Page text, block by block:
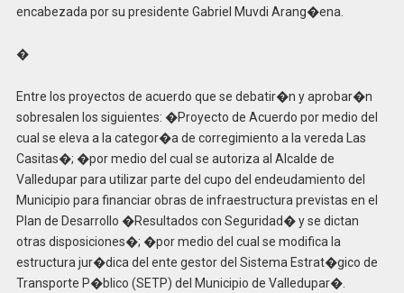
encabezada por su presidente Gabriel Muvdi Arang�ena.
�
Entre los proyectos de acuerdo que se debatir�n y aprobar�n
sobresalen los siguientes: �Proyecto de Acuerdo por medio del
cual se eleva a la categor�a de corregimiento a la vereda Las
Casitas�; �por medio del cual se autoriza al Alcalde de
Valledupar para utilizar parte del cupo del endeudamiento del
Municipio para financiar obras de infraestructura previstas en el
Plan de Desarrollo �Resultados con Seguridad� y se dictan
otras disposiciones�; �por medio del cual se modifica la
estructura jur�dica del ente gestor del Sistema Estrat�gico de
Transporte P�blico (SETP) del Municipio de Valledupar�.